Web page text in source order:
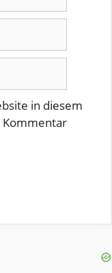
in diesem